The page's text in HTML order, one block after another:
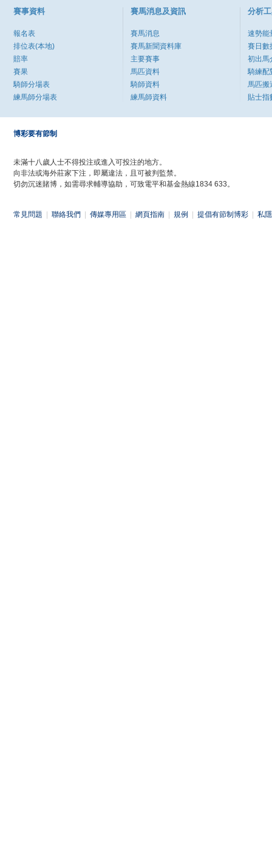
賽事資料
報名表
排位表(本地)
賠率
賽果
騎師分場表
練馬師分場表
賽馬消息及資訊
賽馬消息
賽馬新聞資料庫
主要賽事
馬匹資料
騎師資料
練馬師資料
分析
速勢能
賽日數
初出馬
騎練配
馬匹搬
貼士指
博彩要有節制
未滿十八歲人士不得投注或進入可投注的地方。
向非法或海外莊家下注，即屬違法，且可被判監禁。
切勿沉迷賭博，如需尋求輔導協助，可致電平和基金熱線1834 633。
常見問題 聯絡我們 傳媒專用區 網頁指南 規例 提倡有節制博彩 私